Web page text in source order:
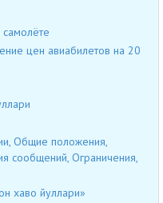
цен авиабилетов на 20
Общие положения,
сообщений, Ограничения,
хаво йуллари»